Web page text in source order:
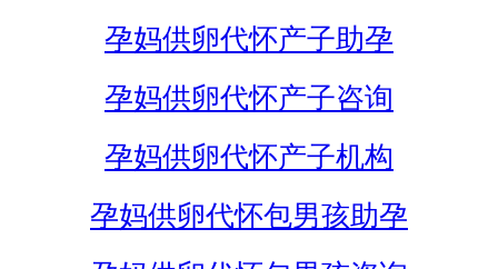
孕妈供卵代怀产子助孕
孕妈供卵代怀产子咨询
孕妈供卵代怀产子机构
孕妈供卵代怀包男孩助孕